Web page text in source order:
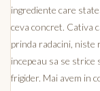
ingrediente care
ceva concret. Cativa
prinda radacini, niste
incepeau sa se
frigider. Mai avem in